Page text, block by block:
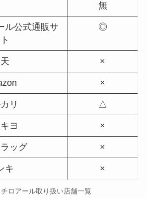
無
ル公式通販サ
◎
×
×
リ △
ヨ ×
ッグ ×
キ ×
チロアール取り扱い店舗一覧